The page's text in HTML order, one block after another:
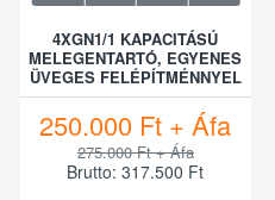
4XGN1/1 KAPACITÁSÚ
MELEGENTARTÓ, EGYENES
ÜVEGES FELÉPÍTMÉNNYEL
250.000 Ft + Áfa
275.000 Ft + Áfa
Brutto: 317.500 Ft